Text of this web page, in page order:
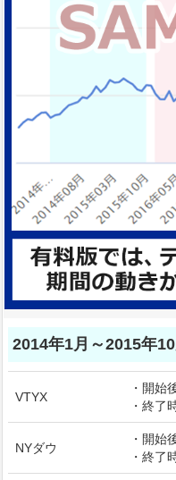
2014年1月～2015年
VTYX
・開始
・終了
NYダウ
・開始
・終了